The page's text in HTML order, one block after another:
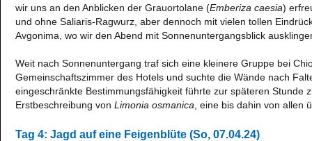
wir uns an den Anblicken der Grauortolane (Emberiza caesia)
und ohne Saliaris-Ragwurz, aber dennoch mit vielen tollen
Avgonima, wo wir den Abend mit Sonnenuntergangsblick
Weit nach Sonnenuntergang traf sich eine kleinere Gruppe bei
Gemeinschaftszimmer des Hotels und suchte die Wände nach
eingeschränkte Bestimmungsfähigkeit führte zur späteren Stunde
Erstbeschreibung von Limonia osmanica , eine bis dahin von allen
Tag 4: Jagd auf eine Feigenblüte (So, 07.04.24)